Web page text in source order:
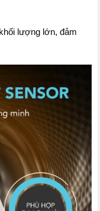
lượng lớn, đảm